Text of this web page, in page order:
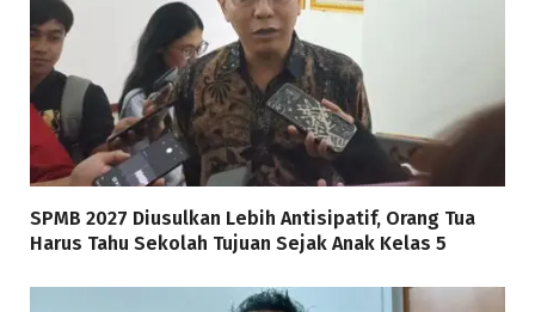
SPMB 2027 Diusulkan Lebih Antisipatif, Orang Tua
Harus Tahu Sekolah Tujuan Sejak Anak Kelas 5